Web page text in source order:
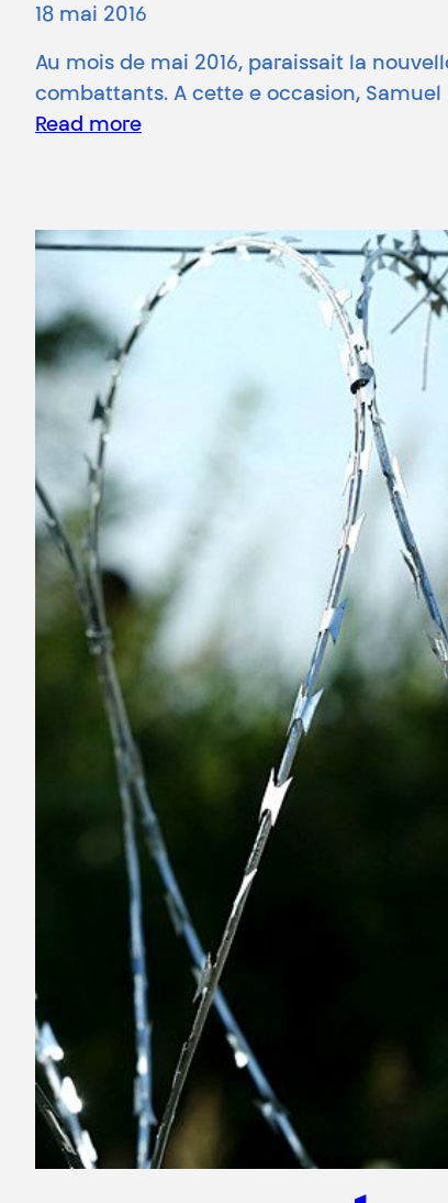
18 mai 2016
Au mois de mai 2016, paraissait la
combattants. A cette e occasion, Samuel
Read more